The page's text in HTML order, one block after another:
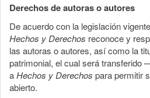
Derechos de autoras o autores
De acuerdo con la legislación
Hechos y Derechos reconoce y
las autoras o autores, así como la
patrimonial, el cual será
aHechos y Derechos para permitir
abierto.